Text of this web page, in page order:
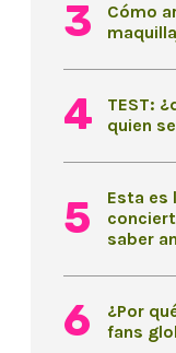
Cómo
TEST:
quien
Esta es
saber
¿Por
fans